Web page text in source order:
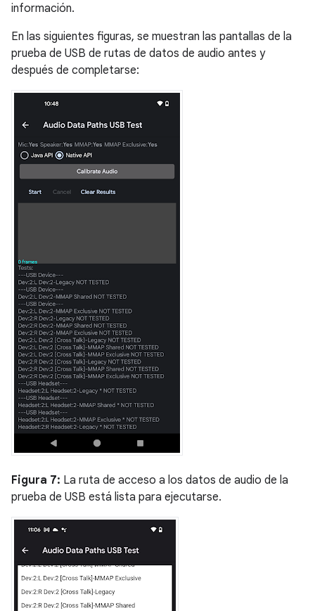
información.
En las siguientes figuras, se muestran las pantallas de la
prueba de USB de rutas de datos de audio antes y
después de completarse:
Figura 7: La ruta de acceso a los datos de audio de la
prueba de USB está lista para ejecutarse.